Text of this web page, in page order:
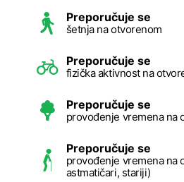
Preporučuje se
šetnja na otvorenom
Preporučuje se
fizička aktivnost na
Preporučuje se
provođenje vremena na
Preporučuje se
provođenje vremena na
astmatičari, stariji)